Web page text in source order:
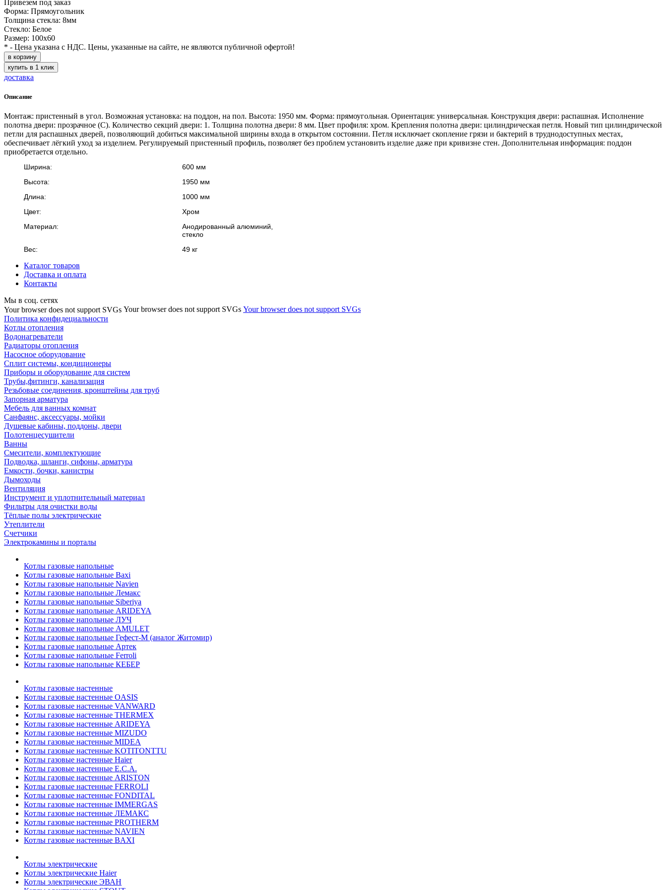
Привезем под заказ
Форма: Прямоугольник
Толщина стекла: 8мм
Стекло: Белое
Размер: 100х60
* - Цена указана с НДС. Цены, указанные на сайте, не являются публичной офертой!
в корзину
купить в 1 клик
доставка
Описание
Монтаж: пристенный в угол. Возможная установка: на поддон, на пол. Высота: 1950 мм. Форма: прямоугольная. Ориентация: универсальная. Конструкция двери: распашная. Исполнение
полотна двери: прозрачное (C). Количество секций двери: 1. Толщина полотна двери: 8 мм. Цвет профиля: хром. Крепления полотна двери: цилиндрическая петля. Новый тип цилиндрической
петли для распашных дверей, позволяющий добиться максимальной ширины входа в открытом состоянии. Петля исключает скопление грязи и бактерий в труднодоступных местах,
обеспечивает лёгкий уход за изделием. Регулируемый пристенный профиль, позволяет без проблем установить изделие даже при кривизне стен. Дополнительная информация: поддон
приобретается отдельно.
Ширина:
600 мм
Высота:
1950 мм
Длина:
1000 мм
Цвет:
Хром
Материал:
Анодированный алюминий,
стекло
Вес:
49 кг
Каталог товаров
Доставка и оплата
Контакты
Мы в соц. сетях
Your browser does not support SVGs Your browser does not support SVGs Your browser does not support SVGs
Политика конфидециальности
Котлы отопления
Водонагреватели
Радиаторы отопления
Насосное оборудование
Сплит системы, кондиционеры
Приборы и оборудование для систем
Трубы,фитинги, канализация
Резьбовые соединения, кронштейны для труб
Запорная арматура
Мебель для ванных комнат
Санфаянс, аксессуары, мойки
Душевые кабины, поддоны, двери
Полотенцесушители
Ванны
Смесители, комплектующие
Подводка, шланги, сифоны, арматура
Емкости, бочки, канистры
Дымоходы
Вентиляция
Инструмент и уплотнительный материал
Фильтры для очистки воды
Тёплые полы электрические
Утеплители
Счетчики
Электрокамины и порталы
Котлы газовые напольные
Котлы газовые напольные Baxi
Котлы газовые напольные Navien
Котлы газовые напольные Лемакс
Котлы газовые напольные Siberiya
Котлы газовые напольные ARIDEYA
Котлы газовые напольные ЛУЧ
Котлы газовые напольные AMULET
Котлы газовые напольные Гефест-М (аналог Житомир)
Котлы газовые напольные Артек
Котлы газовые напольные Ferroli
Котлы газовые напольные КЕБЕР
Котлы газовые настенные
Котлы газовые настенные OASIS
Котлы газовые настенные VANWARD
Котлы газовые настенные THERMEX
Котлы газовые настенные ARIDEYA
Котлы газовые настенные MIZUDO
Котлы газовые настенные MIDEA
Котлы газовые настенные KOTITONTTU
Котлы газовые настенные Haier
Котлы газовые настенные E.C.A.
Котлы газовые настенные ARISTON
Котлы газовые настенные FERROLI
Котлы газовые настенные FONDITAL
Котлы газовые настенные IMMERGAS
Котлы газовые настенные ЛЕМАКС
Котлы газовые настенные PROTHERM
Котлы газовые настенные NAVIEN
Котлы газовые настенные BAXI
Котлы электрические
Котлы электрические Haier
Котлы электрические ЭВАН